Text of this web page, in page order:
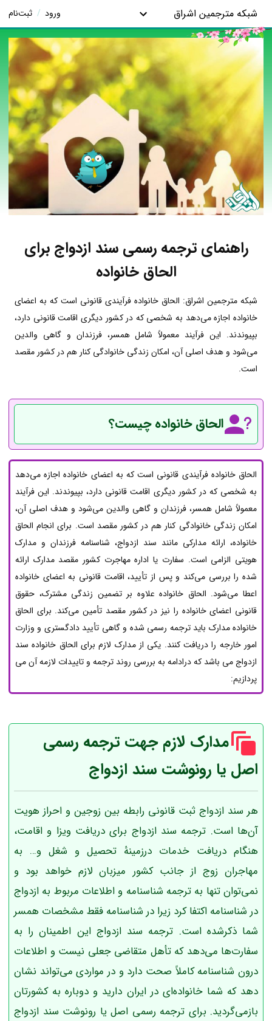
شبکه مترجمین اشراق ورود / ثبت‌نام
راهنمای ترجمه رسمی سند ازدواج برای
الحاق خانواده
شبکه مترجمین اشراق: الحاق خانواده فرآیندی قانونی است که به اعضای
خانواده اجازه می‌دهد به شخصی که در کشور دیگری اقامت قانونی دارد،
بپیوندند. این فرآیند معمولاً شامل همسر، فرزندان و گاهی والدین
می‌شود و هدف اصلی آن، امکان زندگی خانوادگی کنار هم در کشور مقصد
است.
الحاق خانواده چیست؟
الحاق خانواده فرآیندی قانونی است که به اعضای خانواده اجازه می‌دهد
به شخصی که در کشور دیگری اقامت قانونی دارد، بپیوندند. این فرآیند
معمولاً شامل همسر، فرزندان و گاهی والدین می‌شود و هدف اصلی آن،
امکان زندگی خانوادگی کنار هم در کشور مقصد است. برای انجام الحاق
خانواده، ارائه مدارکی مانند سند ازدواج، شناسنامه فرزندان و مدارک
هویتی الزامی است. سفارت یا اداره مهاجرت کشور مقصد مدارک ارائه
شده را بررسی می‌کند و پس از تأیید، اقامت قانونی به اعضای خانواده
اعطا می‌شود. الحاق خانواده علاوه بر تضمین زندگی مشترک، حقوق
قانونی اعضای خانواده را نیز در کشور مقصد تأمین می‌کند. برای الحاق
خانواده مدارک باید ترجمه رسمی شده و گاهی تأیید دادگستری و وزارت
امور خارجه را دریافت کنند. یکی از مدارک لازم برای الحاق خانواده سند
ازدواج می باشد که درادامه به بررسی روند ترجمه و تاییدات لازمه آن می
پردازیم:
مدارک لازم جهت ترجمه رسمی
اصل یا رونوشت سند ازدواج
هر سند ازدواج ثبت قانونی رابطه بین زوجین و احراز هویت
آن‌ها است. ترجمه سند ازدواج برای دریافت ویزا و اقامت،
هنگام دریافت خدمات درزمینهٔ تحصیل و شغل و… به
مهاجران زوج از جانب کشور میزبان لازم خواهد بود و
نمی‌توان تنها به ترجمه شناسنامه و اطلاعات مربوط به ازدواج
در شناسنامه اکتفا کرد زیرا در شناسنامه فقط مشخصات همسر
شما ذکرشده است. ترجمه سند ازدواج این اطمینان را به
سفارت‌ها می‌دهد که تأهل متقاضی جعلی نیست و اطلاعات
درون شناسنامه کاملاً صحت دارد و در مواردی می‌تواند نشان
دهد که شما خانواده‌ای در ایران دارید و دوباره به کشورتان
بازمی‌گردید. برای ترجمه رسمی اصل یا رونوشت سند ازدواج